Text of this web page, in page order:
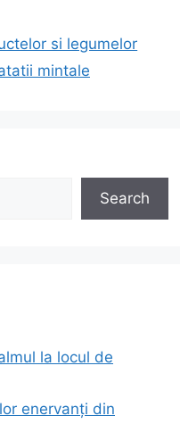
si legumelor
mintale
Search
la locul de
enervanți din